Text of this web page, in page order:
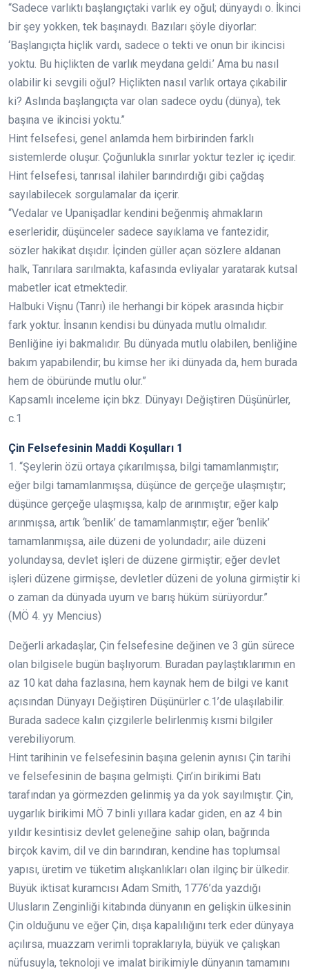
“Sadece varlıktı başlangıçtaki varlık ey oğul; dünyaydı o. İkinci
bir şey yokken, tek başınaydı. Bazıları şöyle diyorlar:
‘Başlangıçta hiçlik vardı, sadece o tekti ve onun bir ikincisi
yoktu. Bu hiçlikten de varlık meydana geldi.’ Ama bu nasıl
olabilir ki sevgili oğul? Hiçlikten nasıl varlık ortaya çıkabilir
ki? Aslında başlangıçta var olan sadece oydu (dünya), tek
başına ve ikincisi yoktu.”
Hint felsefesi, genel anlamda hem birbirinden farklı
sistemlerde oluşur. Çoğunlukla sınırlar yoktur tezler iç içedir.
Hint felsefesi, tanrısal ilahiler barındırdığı gibi çağdaş
sayılabilecek sorgulamalar da içerir.
“Vedalar ve Upanişadlar kendini beğenmiş ahmakların
eserleridir, düşünceler sadece sayıklama ve fantezidir,
sözler hakikat dışıdır. İçinden güller açan sözlere aldanan
halk, Tanrılara sarılmakta, kafasında evliyalar yaratarak kutsal
mabetler icat etmektedir.
Halbuki Vişnu (Tanrı) ile herhangi bir köpek arasında hiçbir
fark yoktur. İnsanın kendisi bu dünyada mutlu olmalıdır.
Benliğine iyi bakmalıdır. Bu dünyada mutlu olabilen, benliğine
bakım yapabilendir; bu kimse her iki dünyada da, hem burada
hem de öbüründe mutlu olur.”
Kapsamlı inceleme için bkz. Dünyayı Değiştiren Düşünürler,
c.1
Çin Felsefesinin Maddi Koşulları 1
1. “Şeylerin özü ortaya çıkarılmışsa, bilgi tamamlanmıştır;
eğer bilgi tamamlanmışsa, düşünce de gerçeğe ulaşmıştır;
düşünce gerçeğe ulaşmışsa, kalp de arınmıştır; eğer kalp
arınmışsa, artık ‘benlik’ de tamamlanmıştır; eğer ‘benlik’
tamamlanmışsa, aile düzeni de yolundadır; aile düzeni
yolundaysa, devlet işleri de düzene girmiştir; eğer devlet
işleri düzene girmişse, devletler düzeni de yoluna girmiştir ki
o zaman da dünyada uyum ve barış hüküm sürüyordur.”
(MÖ 4. yy Mencius)
Değerli arkadaşlar, Çin felsefesine değinen ve 3 gün sürece
olan bilgisele bugün başlıyorum. Buradan paylaştıklarımın en
az 10 kat daha fazlasına, hem kaynak hem de bilgi ve kanıt
açısından Dünyayı Değiştiren Düşünürler c.1’de ulaşılabilir.
Burada sadece kalın çizgilerle belirlenmiş kısmi bilgiler
verebiliyorum.
Hint tarihinin ve felsefesinin başına gelenin aynısı Çin tarihi
ve felsefesinin de başına gelmişti. Çin’in birikimi Batı
tarafından ya görmezden gelinmiş ya da yok sayılmıştır. Çin,
uygarlık birikimi MÖ 7 binli yıllara kadar giden, en az 4 bin
yıldır kesintisiz devlet geleneğine sahip olan, bağrında
birçok kavim, dil ve din barındıran, kendine has toplumsal
yapısı, üretim ve tüketim alışkanlıkları olan ilginç bir ülkedir.
Büyük iktisat kuramcısı Adam Smith, 1776’da yazdığı
Ulusların Zenginliği kitabında dünyanın en gelişkin ülkesinin
Çin olduğunu ve eğer Çin, dışa kapalılığını terk eder dünyaya
açılırsa, muazzam verimli topraklarıyla, büyük ve çalışkan
nüfusuyla, teknoloji ve imalat birikimiyle dünyanın tamamını